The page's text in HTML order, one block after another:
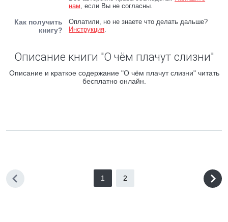
нам, если Вы не согласны.
Как получить
книгу?
Оплатили, но не знаете что делать дальше?
Инструкция.
Описание книги "О чём плачут слизни"
Описание и краткое содержание "О чём плачут слизни" читать
бесплатно онлайн.
1 2